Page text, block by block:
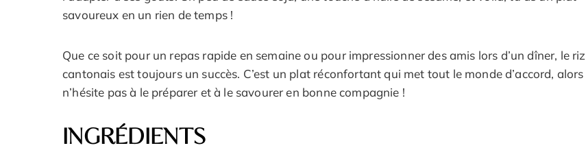
savoureux en un rien de temps !
Que ce soit pour un repas rapide en semaine ou pour impressionner des amis lors d’un dîner, le riz
cantonais est toujours un succès. C’est un plat réconfortant qui met tout le monde d’accord, alors
n’hésite pas à le préparer et à le savourer en bonne compagnie !
INGRÉDIENTS